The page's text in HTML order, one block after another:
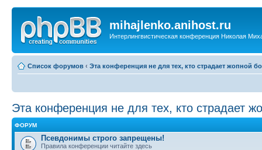
mihajlenko.anihost.ru
Интерлингвистическая конференция Николая
Список форумов ‹ Эта конференция не для тех, кто страдает жопной
Эта конференция не для тех, кто страдает
ФОРУМ
Псевдонимы строго запрещены!
Правила конференции читайте здесь